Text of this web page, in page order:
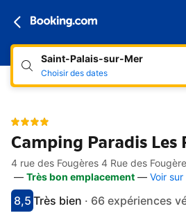
Saint-Palais-sur-Mer
Choisir des dates
Camping Paradis Les
Accès rapides
Aller à la description
Aller aux équipements
Aller aux hébergements
Aller aux conditions
4 rue des Fougères 4 Rue des
— Très bon emplacement — Voir
Avec une note de 8.5
8,5
très bienTrès bien · 66 expériences